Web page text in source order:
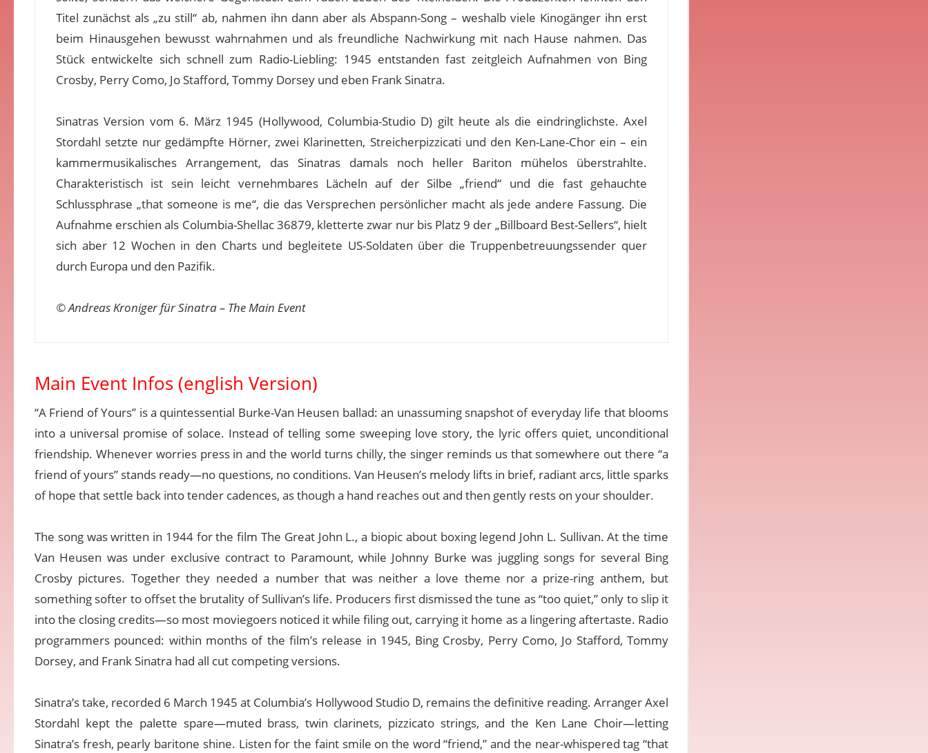
Titel zunächst als „zu still“ ab, nahmen ihn dann aber als Abspann-Song – weshalb viele Kinogänger ihn erst
beim Hinausgehen bewusst wahrnahmen und als freundliche Nachwirkung mit nach Hause nahmen. Das
Stück entwickelte sich schnell zum Radio-Liebling: 1945 entstanden fast zeitgleich Aufnahmen von Bing
Crosby, Perry Como, Jo Stafford, Tommy Dorsey und eben Frank Sinatra.
Sinatras Version vom 6. März 1945 (Hollywood, Columbia-Studio D) gilt heute als die eindringlichste. Axel
Stordahl setzte nur gedämpfte Hörner, zwei Klarinetten, Streicherpizzicati und den Ken-Lane-Chor ein – ein
kammermusikalisches Arrangement, das Sinatras damals noch heller Bariton mühelos überstrahlte.
Charakteristisch ist sein leicht vernehmbares Lächeln auf der Silbe „friend“ und die fast gehauchte
Schlussphrase „that someone is me“, die das Versprechen persönlicher macht als jede andere Fassung. Die
Aufnahme erschien als Columbia-Shellac 36879, kletterte zwar nur bis Platz 9 der „Billboard Best-Sellers“, hielt
sich aber 12 Wochen in den Charts und begleitete US-Soldaten über die Truppenbetreuungssender quer
durch Europa und den Pazifik.
© Andreas Kroniger für Sinatra – The Main Event
Main Event Infos (english Version)
“A Friend of Yours” is a quintessential Burke-Van Heusen ballad: an unassuming snapshot of everyday life that blooms
into a universal promise of solace. Instead of telling some sweeping love story, the lyric offers quiet, unconditional
friendship. Whenever worries press in and the world turns chilly, the singer reminds us that somewhere out there “a
friend of yours” stands ready—no questions, no conditions. Van Heusen’s melody lifts in brief, radiant arcs, little sparks
of hope that settle back into tender cadences, as though a hand reaches out and then gently rests on your shoulder.
The song was written in 1944 for the film The Great John L., a biopic about boxing legend John L. Sullivan. At the time
Van Heusen was under exclusive contract to Paramount, while Johnny Burke was juggling songs for several Bing
Crosby pictures. Together they needed a number that was neither a love theme nor a prize-ring anthem, but
something softer to offset the brutality of Sullivan’s life. Producers first dismissed the tune as “too quiet,” only to slip it
into the closing credits—so most moviegoers noticed it while filing out, carrying it home as a lingering aftertaste. Radio
programmers pounced: within months of the film’s release in 1945, Bing Crosby, Perry Como, Jo Stafford, Tommy
Dorsey, and Frank Sinatra had all cut competing versions.
Sinatra’s take, recorded 6 March 1945 at Columbia’s Hollywood Studio D, remains the definitive reading. Arranger Axel
Stordahl kept the palette spare—muted brass, twin clarinets, pizzicato strings, and the Ken Lane Choir—letting
Sinatra’s fresh, pearly baritone shine. Listen for the faint smile on the word “friend,” and the near-whispered tag “that